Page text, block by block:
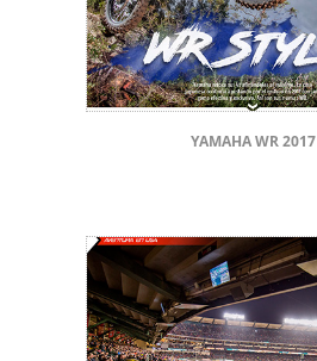
YAMAHA WR 2017